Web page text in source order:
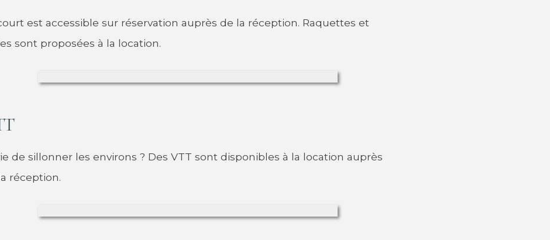
est accessible sur réservation auprès de la réception. Raquettes et
sont proposées à la location.
de sillonner les environs ? Des VTT sont disponibles à la location auprès
réception.